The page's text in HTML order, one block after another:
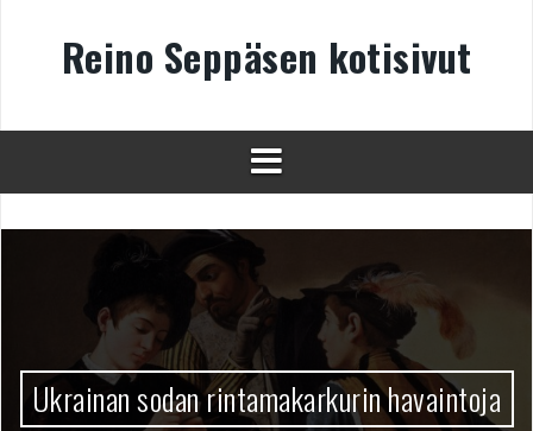
Reino Seppäsen kotisivut
Ukrainan sodan rintamakarkurin havaintoja